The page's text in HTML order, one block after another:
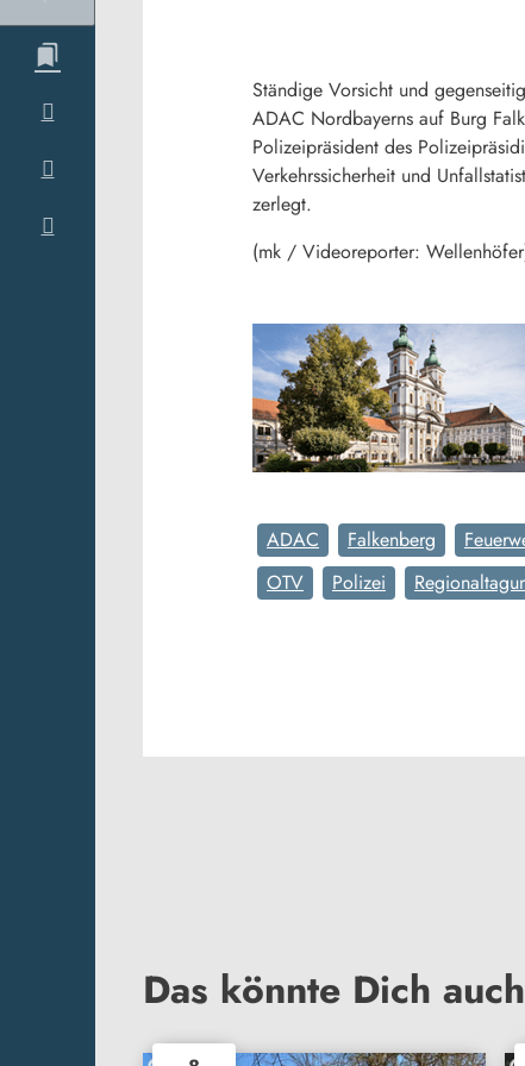
Ständige Vorsicht und
ADAC Nordbayerns auf Burg
Polizeipräsident des
Verkehrssicherheit und
zerlegt.
(mk / Videoreporter:
ADAC Falkenberg
OTV
Polizei
Das könnte Dich